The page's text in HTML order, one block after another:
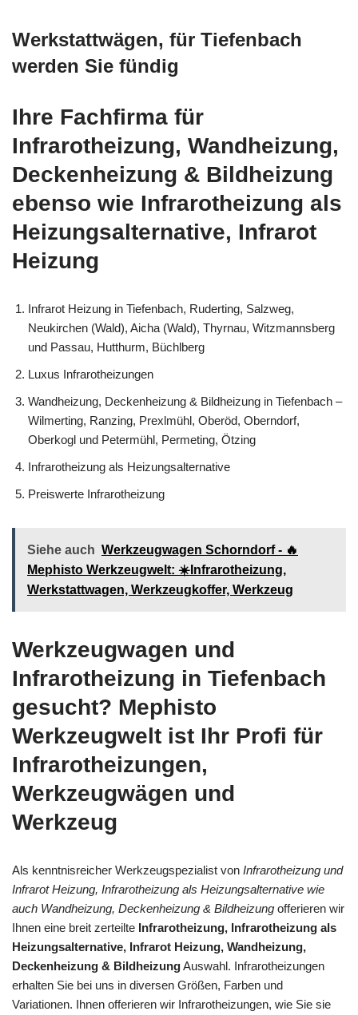
Werkstattwägen, für Tiefenbach
werden Sie fündig
Ihre Fachfirma für
Infrarotheizung, Wandheizung,
Deckenheizung & Bildheizung
ebenso wie Infrarotheizung als
Heizungsalternative, Infrarot
Heizung
Infrarot Heizung in Tiefenbach, Ruderting, Salzweg,
Neukirchen (Wald), Aicha (Wald), Thyrnau, Witzmannsberg
und Passau, Hutthurm, Büchlberg
Luxus Infrarotheizungen
Wandheizung, Deckenheizung & Bildheizung in Tiefenbach –
Wilmerting, Ranzing, Prexlmühl, Oberöd, Oberndorf,
Oberkogl und Petermühl, Permeting, Ötzing
Infrarotheizung als Heizungsalternative
Preiswerte Infrarotheizung
Siehe auch Werkzeugwagen Schorndorf - 🔥
Mephisto Werkzeugwelt: ☀️Infrarotheizung,
Werkstattwagen, Werkzeugkoffer, Werkzeug
Werkzeugwagen und
Infrarotheizung in Tiefenbach
gesucht? Mephisto
Werkzeugwelt ist Ihr Profi für
Infrarotheizungen,
Werkzeugwägen und
Werkzeug
Als kenntnisreicher Werkzeugspezialist von Infrarotheizung und
Infrarot Heizung, Infrarotheizung als Heizungsalternative wie
auch Wandheizung, Deckenheizung & Bildheizung offerieren wir
Ihnen eine breit zerteilte Infrarotheizung, Infrarotheizung als
Heizungsalternative, Infrarot Heizung, Wandheizung,
Deckenheizung & BildheizungAuswahl. Infrarotheizungen
erhalten Sie bei uns in diversen Größen, Farben und
Variationen. Ihnen offerieren wir Infrarotheizungen, wie Sie sie